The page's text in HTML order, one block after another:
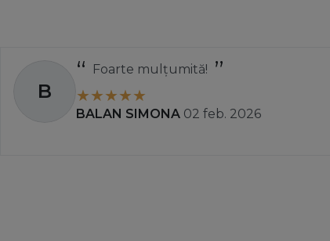
B
Foarte mulțumită!
BALAN SIMONA 02 feb. 2026